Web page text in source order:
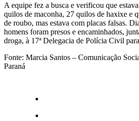
A equipe fez a busca e verificou que
quilos de maconha, 27 quilos de haxixe e
de roubo, mas estava com placas falsas.
homens foram presos e encaminhados,
droga, à 17ª Delegacia de Polícia Civil
Fonte: Marcia Santos – Comunicação
Paraná